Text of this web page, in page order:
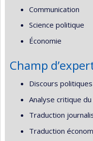
Communication
Science politique
Économie
Champ
Discours
Analyse critique
Traduction
Traduction